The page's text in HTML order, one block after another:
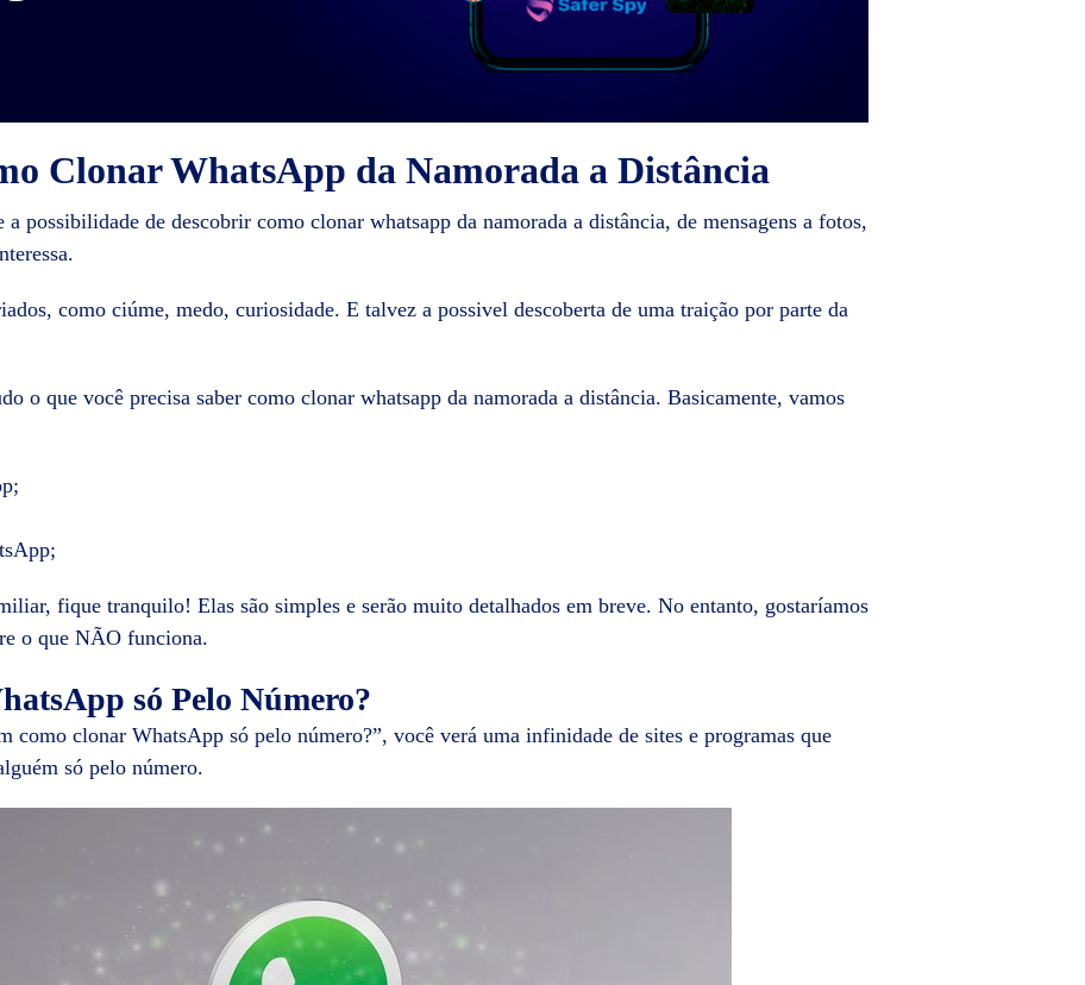
Clonar WhatsApp da Namorada a Distância
possibilidade de descobrir como clonar whatsapp da namorada a distância, de mensagens a fotos,
como ciúme, medo, curiosidade. E talvez a possivel descoberta de uma traição por parte da
o que você precisa saber como clonar whatsapp da namorada a distância. Basicamente, vamos
fique tranquilo! Elas são simples e serão muito detalhados em breve. No entanto, gostaríamos
o que NÃO funciona.
só Pelo Número?
como clonar WhatsApp só pelo número?”, você verá uma infinidade de sites e programas que
só pelo número.